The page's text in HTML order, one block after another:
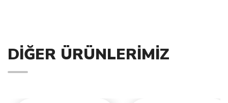
DIĞER ÜRÜNLERIMIZ